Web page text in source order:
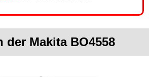
der Makita BO4558